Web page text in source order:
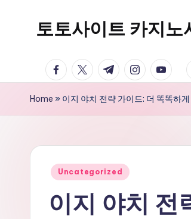
토토사이트 카지
facebook.com
twitter.com
t.me
Home » 이지 야치 전략 가이드: 더 똑똑하
Posted
Uncategorized
이지 야치 전